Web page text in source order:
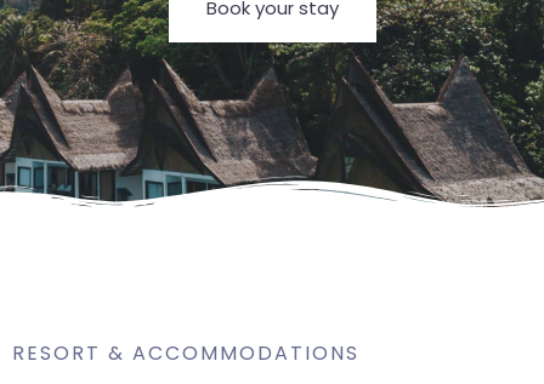
100
Book your stay
RESORT & ACCOMMODATIONS
Check-in
Check-out
Cerca